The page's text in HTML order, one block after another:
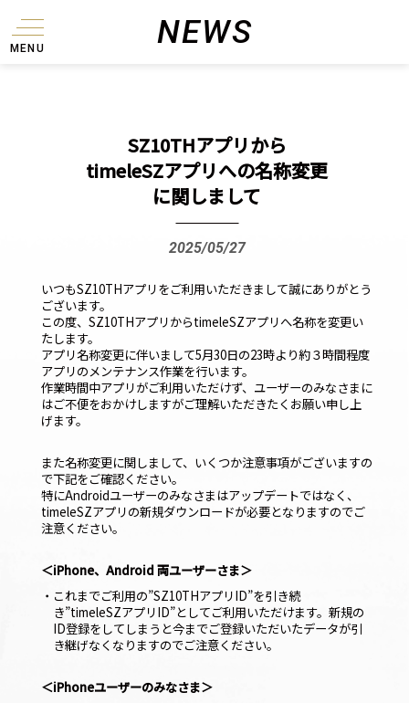
NEWS
MENU
SZ10THアプリから
timeleSZアプリへの名称変更
に関しまして
2025/05/27
いつもSZ10THアプリをご利用いただきまして誠にありがとう
ございます。
この度、SZ10THアプリからtimeleSZアプリへ名称を変更い
たします。
アプリ名称変更に伴いまして5月30日の23時より約３時間程度
アプリのメンテナンス作業を行います。
作業時間中アプリがご利用いただけず、ユーザーのみなさまに
はご不便をおかけしますがご理解いただきたくお願い申し上
げます。
また名称変更に関しまして、いくつか注意事項がございますの
で下記をご確認ください。
特にAndroidユーザーのみなさまはアップデートではなく、
timeleSZアプリの新規ダウンロードが必要となりますのでご
注意ください。
＜iPhone、Android 両ユーザーさま＞
・これまでご利用の”SZ10THアプリID”を引き続
き”timeleSZアプリID”としてご利用いただけます。新規の
ID登録をしてしまうと今までご登録いただいたデータが引
き継げなくなりますのでご注意ください。
＜iPhoneユーザーのみなさま＞